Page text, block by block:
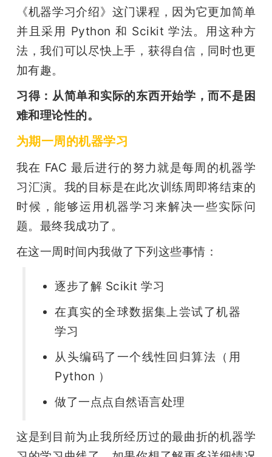
《机器学习介绍》这门课程，因为它更加简单
并且采用 Python 和 Scikit 学法。用这种方
法，我们可以尽快上手，获得自信，同时也更
加有趣。
习得：从简单和实际的东西开始学，而不是困
难和理论性的。
为期一周的机器学习
我在 FAC 最后进行的努力就是每周的机器学
习汇演。我的目标是在此次训练周即将结束的
时候，能够运用机器学习来解决一些实际问
题。最终我成功了。
在这一周时间内我做了下列这些事情：
逐步了解 Scikit 学习
在真实的全球数据集上尝试了机器
学习
从头编码了一个线性回归算法（用
Python ）
做了一点点自然语言处理
这是到目前为止我所经历过的最曲折的机器学